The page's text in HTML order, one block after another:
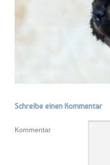
Schreibe einen Kommentar
Kommentar